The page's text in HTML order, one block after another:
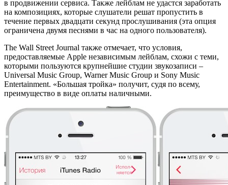
в продвижении сервиса. Также лейблам не удастся заработать
на композициях, которые слушатели решат пропустить в
течение первых двадцати секунд прослушивания (эта опция
ограничена двумя песнями в час на одного пользователя).
The Wall Street Journal также отмечает, что условия,
предоставляемые Apple независимым лейблам, схожи с теми,
которыми пользуются крупнейшие студии звукозаписи –
Universal Music Group, Warner Music Group и Sony Music
Entertainment. «Большая тройка» получит, судя по всему,
преимущество в виде оплаты наличными.